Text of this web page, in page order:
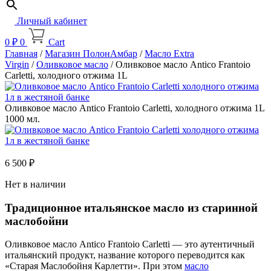
Личный кабинет
0 ₽ 0
Cart
Главная /Магазин ПолонАмбар /Масло Extra
Virgin /Оливковое масло / Оливковое масло Antico Frantoio
Carletti, холодного отжима 1L
Оливковое масло Antico Frantoio Carletti, холодного отжима 1L
1000 мл.
6 500 ₽
Нет в наличии
Традиционное итальянское масло из старинной
маслобойни
Оливковое масло Antico Frantoio Carletti — это аутентичный
итальянский продукт, название которого переводится как
«Старая Маслобойня Карлетти». При этом масло